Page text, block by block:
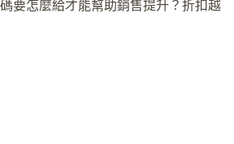
要怎麼給才能幫助銷售提升？折扣越